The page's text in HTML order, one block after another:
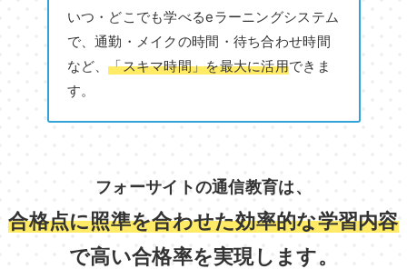
いつ・どこでも学べるeラーニングシステム
で、通勤・メイクの時間・待ち合わせ時間
など、「スキマ時間」を最大に活用できま
す。
フォーサイトの通信教育は、
合格点に照準を合わせた効率的な学習内容
で高い合格率を実現します。